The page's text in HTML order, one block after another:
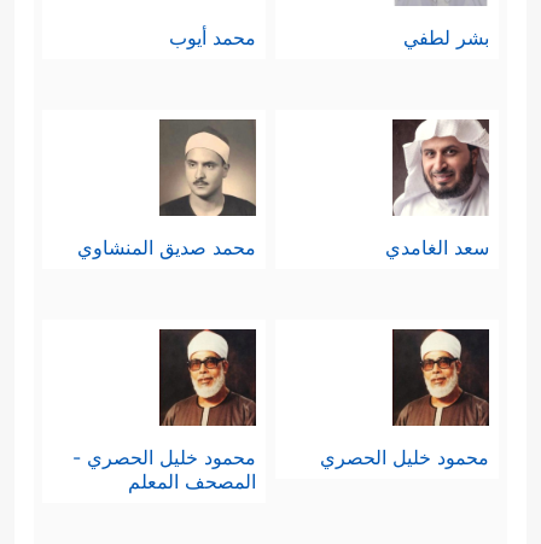
بشر لطفي محمد أيوب
سعد الغامدي محمد صديق المنشاوي
محمود خليل الحصري
محمود خليل الحصري -
المصحف المعلم